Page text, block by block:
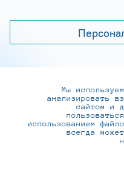
+7 (495) 737-
127273, г. Москва,
Мы
анализировать
сайтом и
использованием
всегда